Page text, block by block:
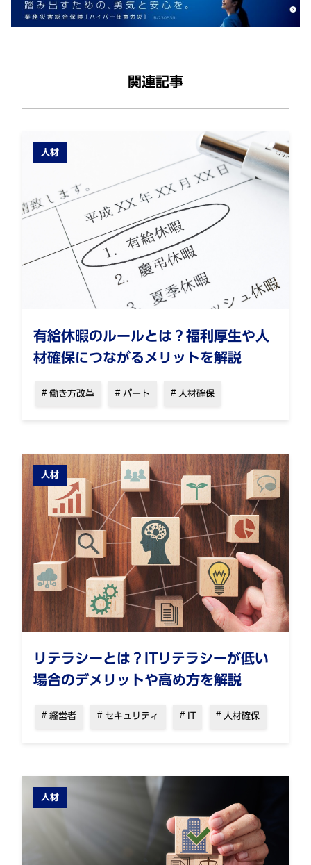
関連記事
人材
有給休暇のルールとは？福利厚生や人
材確保につながるメリットを解説
働き方改革 パート 人材確保
人材
リテラシーとは？ITリテラシーが低い
場合のデメリットや高め方を解説
経営者 セキュリティ IT 人材確保
人材